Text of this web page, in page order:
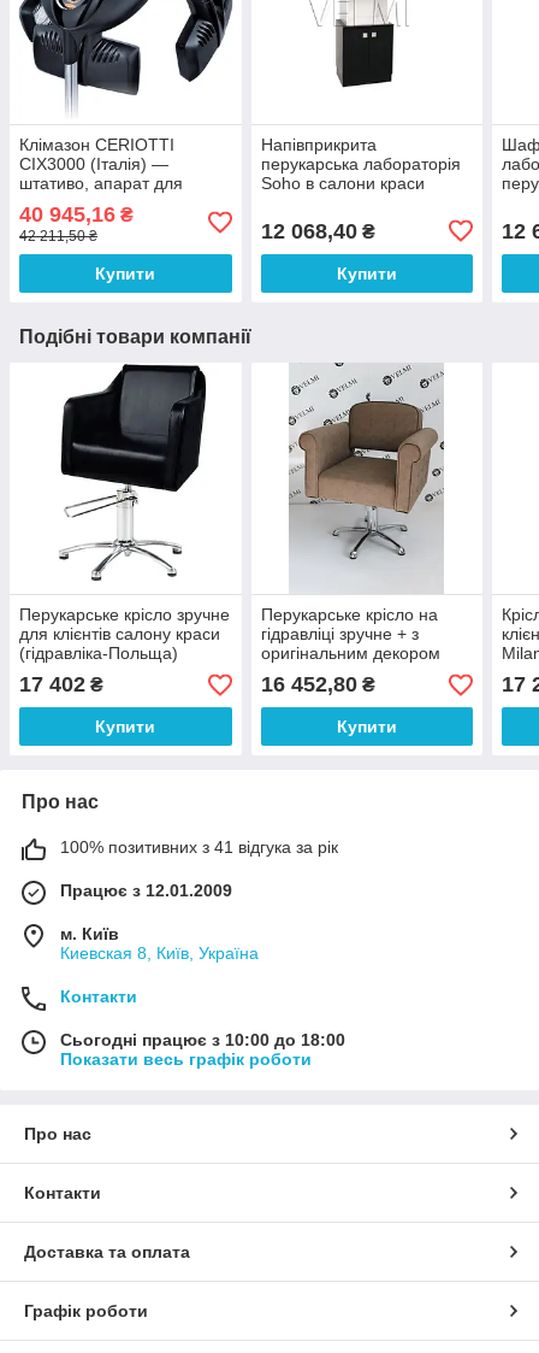
Клімазон CERIOTTI
CIX3000 (Італія) —
штативо, апарат для
процесів фарбування
волосся
40 945,16 ₴
42 211,50 ₴
Купити
Напівприкрита
перукарська лабораторія
Soho в салони краси
косметологічних кабінетів
VM536
12 068,40₴
Купити
12
Подібні товари компанії
Перукарське крісло зручне
для клієнтів салону краси
(гідравліка-Польща)
VM832
17 402 ₴
Купити
Перукарське крісло на
гідравліці зручне + з
оригінальним декором
для клієнтів салону краси
Perfetto VM877
16 452,80₴
Купити
17
Про нас
100% позитивних з 41 відгука за рік
Працює з 12.01.2009
м. Київ
Киевская 8, Київ, Україна
Контакти
Сьогодні працює з 10:00 до 18:00
Показати весь графік роботи
Про нас
Контакти
Доставка та оплата
Графік роботи